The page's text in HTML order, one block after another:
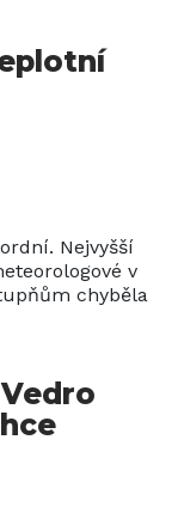
Nejvyšší
v
chyběla